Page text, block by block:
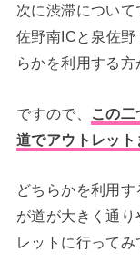
次に渋滞につい
佐野南ICと泉佐
らかを利用する方
ですので、
この
道でアウトレット
どちらかを利用
が道が大きく通
レットに行ってみ